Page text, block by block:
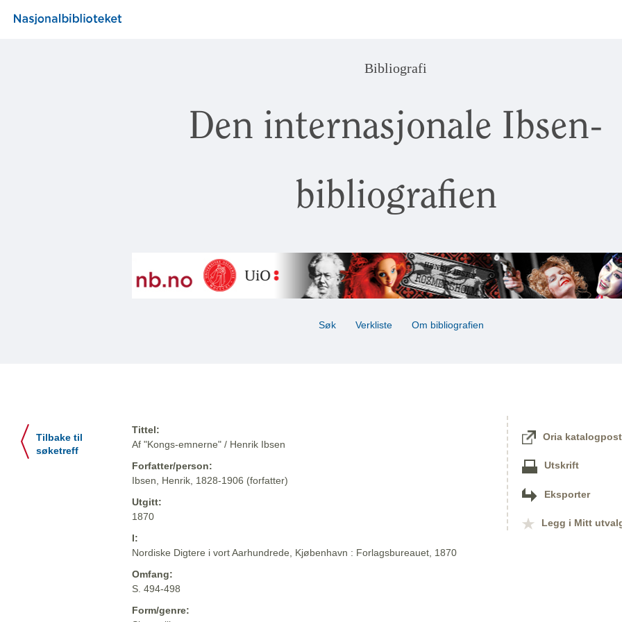
Bibliografi
Den internasjonale Ibsen-
bibliografien
Søk Verkliste Om bibliografien
Tilbake til
søketreff
Tittel:
Af "Kongs-emnerne" / Henrik Ibsen
Forfatter/person:
Ibsen, Henrik, 1828-1906 (forfatter)
Utgitt:
1870
I:
Nordiske Digtere i vort Aarhundrede, Kjøbenhavn : Forlagsbureauet, 1870
Omfang:
S. 494-498
Form/genre:
Oria katalogpost
Utskrift
Eksporter
Legg i Mitt